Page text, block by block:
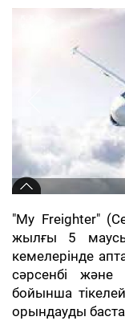
"My Freighter"
жылғы 5
кемелерінде
сәрсенбі
бойынша
орындауды